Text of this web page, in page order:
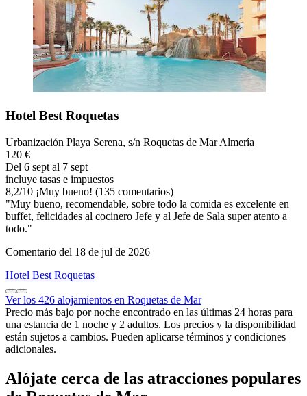
Hotel Best Roquetas
Urbanización Playa Serena, s/n Roquetas de Mar Almería
120 €
Del 6 sept al 7 sept
incluye tasas e impuestos
8,2/10 ¡Muy bueno! (135 comentarios)
"Muy bueno, recomendable, sobre todo la comida es excelente en
buffet, felicidades al cocinero Jefe y al Jefe de Sala super atento a
todo."
Comentario del 18 de jul de 2026
Hotel Best Roquetas
Ver los 426 alojamientos en Roquetas de Mar
Precio más bajo por noche encontrado en las últimas 24 horas para
una estancia de 1 noche y 2 adultos. Los precios y la disponibilidad
están sujetos a cambios. Pueden aplicarse términos y condiciones
adicionales.
Alójate cerca de las atracciones populares